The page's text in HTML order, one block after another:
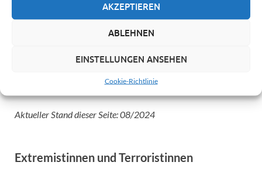
AKZEPTIEREN
ABLEHNEN
EINSTELLUNGEN ANSEHEN
Cookie-Richtlinie
Mitgliedsantrag
heruntergeladen werden.
Aktueller Stand dieser Seite: 08/2024
Extremistinnen und Terroristinnen